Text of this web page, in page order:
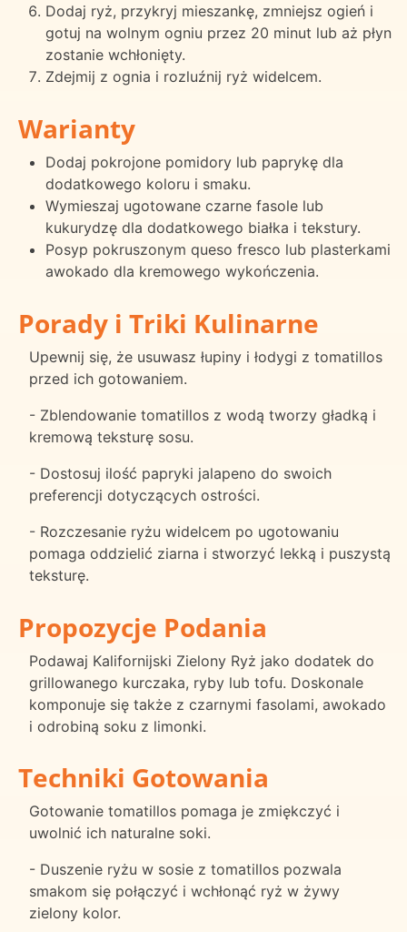
Dodaj ryż, przykryj mieszankę, zmniejsz ogień i
gotuj na wolnym ogniu przez 20 minut lub aż płyn
zostanie wchłonięty.
Zdejmij z ognia i rozluźnij ryż widelcem.
Warianty
Dodaj pokrojone pomidory lub paprykę dla
dodatkowego koloru i smaku.
Wymieszaj ugotowane czarne fasole lub
kukurydzę dla dodatkowego białka i tekstury.
Posyp pokruszonym queso fresco lub plasterkami
awokado dla kremowego wykończenia.
Porady i Triki Kulinarne
Upewnij się, że usuwasz łupiny i łodygi z tomatillos
przed ich gotowaniem.
- Zblendowanie tomatillos z wodą tworzy gładką i
kremową teksturę sosu.
- Dostosuj ilość papryki jalapeno do swoich
preferencji dotyczących ostrości.
- Rozczesanie ryżu widelcem po ugotowaniu
pomaga oddzielić ziarna i stworzyć lekką i puszystą
teksturę.
Propozycje Podania
Podawaj Kalifornijski Zielony Ryż jako dodatek do
grillowanego kurczaka, ryby lub tofu. Doskonale
komponuje się także z czarnymi fasolami, awokado
i odrobiną soku z limonki.
Techniki Gotowania
Gotowanie tomatillos pomaga je zmiękczyć i
uwolnić ich naturalne soki.
- Duszenie ryżu w sosie z tomatillos pozwala
smakom się połączyć i wchłonąć ryż w żywy
zielony kolor.